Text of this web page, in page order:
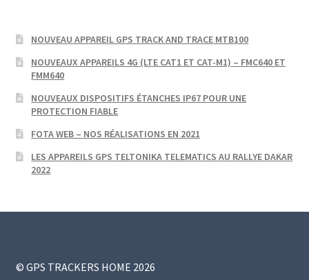
NOUVEAU APPAREIL GPS TRACK AND TRACE MTB100
NOUVEAUX APPAREILS 4G (LTE CAT1 ET CAT-M1) – FMC640 ET
FMM640
NOUVEAUX DISPOSITIFS ÉTANCHES IP67 POUR UNE
PROTECTION FIABLE
FOTA WEB – NOS RÉALISATIONS EN 2021
LES APPAREILS GPS TELTONIKA TELEMATICS AU RALLYE DAKAR
2022
© GPS TRACKERS HOME 2026